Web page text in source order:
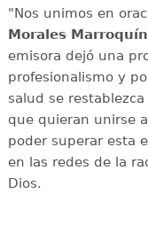
"Nos unimos en
Morales Marroquín
emisora dejó una
profesionalismo y
salud se
que quieran unirse
poder superar esta
en las redes de la
Dios.